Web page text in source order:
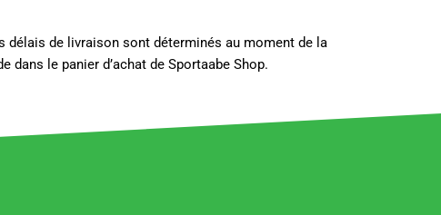
délais de livraison sont déterminés au moment de la
dans le panier d’achat de Sportaabe Shop.